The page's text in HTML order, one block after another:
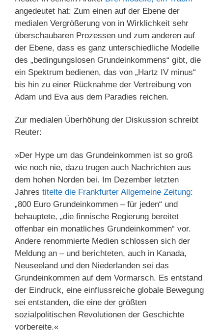
angedeutet hat: Zum einen auf der Ebene der
medialen Vergrößerung von in Wirklichkeit sehr
überschaubaren Prozessen und zum anderen auf
der Ebene, dass es ganz unterschiedliche Modelle
des „bedingungslosen Grundeinkommens“ gibt, die
ein Spektrum bedienen, das von „Hartz IV minus“
bis hin zu einer Rücknahme der Vertreibung von
Adam und Eva aus dem Paradies reichen.
Zur medialen Überhöhung der Diskussion schreibt
Reuter:
»Der Hype um das Grundeinkommen ist so groß
wie noch nie, dazu trugen auch Nachrichten aus
dem hohen Norden bei. Im Dezember letzten
Jahres titelte die Frankfurter Allgemeine Zeitung:
„800 Euro Grundeinkommen – für jeden“ und
behauptete, „die finnische Regierung bereitet
offenbar ein monatliches Grundeinkommen“ vor.
Andere renommierte Medien schlossen sich der
Meldung an – und berichteten, auch in Kanada,
Neuseeland und den Niederlanden sei das
Grundeinkommen auf dem Vormarsch. Es entstand
der Eindruck, eine einflussreiche globale Bewegung
sei entstanden, die eine der größten
sozialpolitischen Revolutionen der Geschichte
vorbereite.«